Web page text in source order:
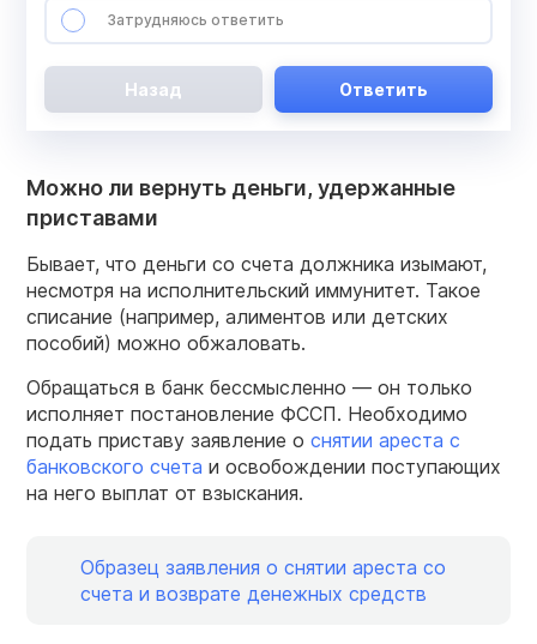
Затрудняюсь ответить
Назад Ответить
Можно ли вернуть деньги, удержанные
приставами
Бывает, что деньги со счета должника изымают,
несмотря на исполнительский иммунитет. Такое
списание (например, алиментов или детских
пособий) можно обжаловать.
Обращаться в банк бессмысленно — он только
исполняет постановление ФССП. Необходимо
подать приставу заявление о снятии ареста с
банковского счета и освобождении поступающих
на него выплат от взыскания.
Образец заявления о снятии ареста со
счета и возврате денежных средств